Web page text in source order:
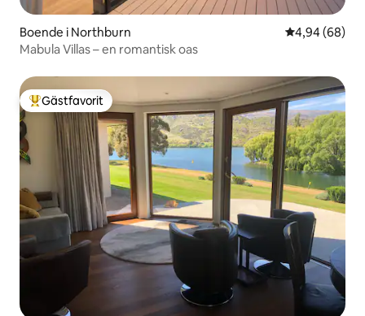
Boende i Northburn 4,94 av 5 i
4,94 (68)
Mabula Villas – en romantisk oas
Populär gästfavorit
Gästfavorit